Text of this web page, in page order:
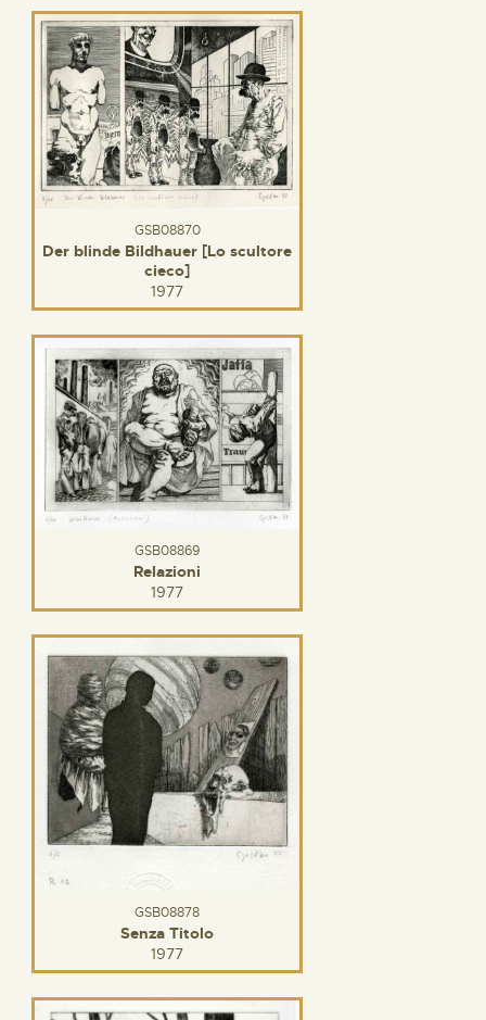
GSB08870
Der blinde Bildhauer [Lo scultore
cieco]
1977
GSB08869
Relazioni
1977
GSB08878
Senza Titolo
1977